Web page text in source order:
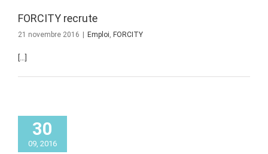
FORCITY recrute
21 novembre 2016 | Emploi FORCITY
[…]
30
09, 2016